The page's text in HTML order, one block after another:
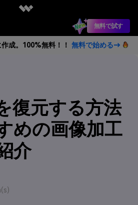
無料で試す
成。100%無料！！ 無料で始める→
復元する方法
めの画像加工
介